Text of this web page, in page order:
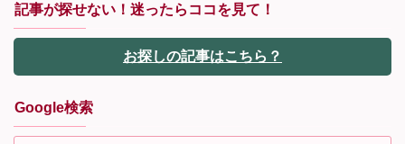
記事が探せない！迷ったらココを見て！
お探しの記事はこちら？
Google検索